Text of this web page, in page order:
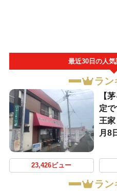
最近30日の人
ラン
【
定
王
月8
23,426ビュー
ラン